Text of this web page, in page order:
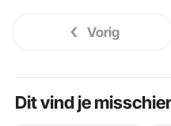
Vorig
Dit vind je